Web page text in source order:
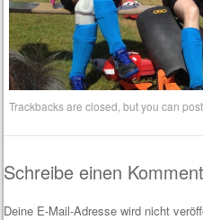
Trackbacks are closed, but you can
Schreibe einen
Deine E-Mail-Adresse wird nicht